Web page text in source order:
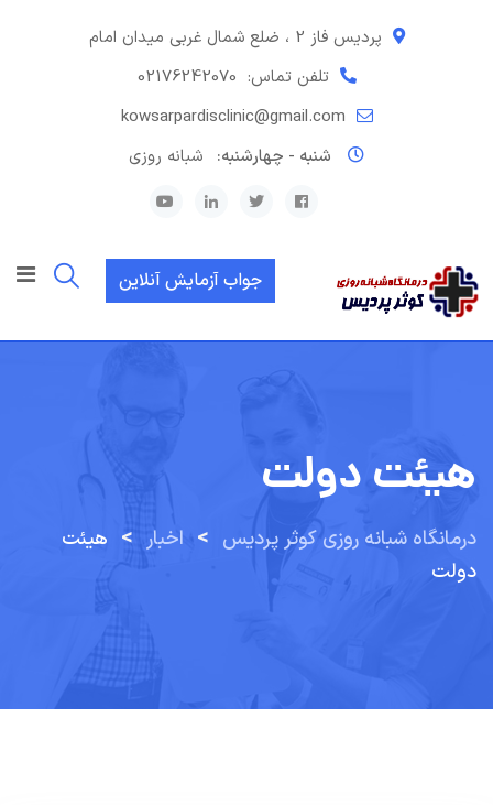
پردیس فاز 2 ، ضلع شمال غربی میدان امام
تلفن تماس: 02176242070
kowsarpardisclinic@gmail.com
شنبه - چهارشنبه:
شبانه روزی
جواب آزمایش آنلاین
هیئت دولت
درمانگاه شبانه روزی کوثر پردیس > اخبار > هیئت
دولت